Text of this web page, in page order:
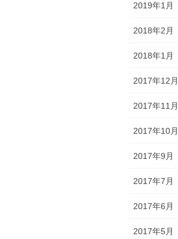
2019年1月
2018年2月
2018年1月
2017年12月
2017年11月
2017年10月
2017年9月
2017年7月
2017年6月
2017年5月